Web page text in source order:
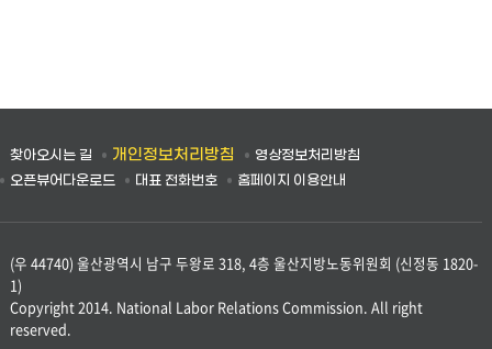
찾아오시는 길 개인정보처리방침
영상정보처리방침
오픈뷰어다운로드
대표 전화번호 홈페이지 이용안내
(우 44740) 울산광역시 남구 두왕로 318, 4층 울산지방노동위원회 (신정동 1820-
1)
Copyright 2014. National Labor Relations Commission. All right
reserved.